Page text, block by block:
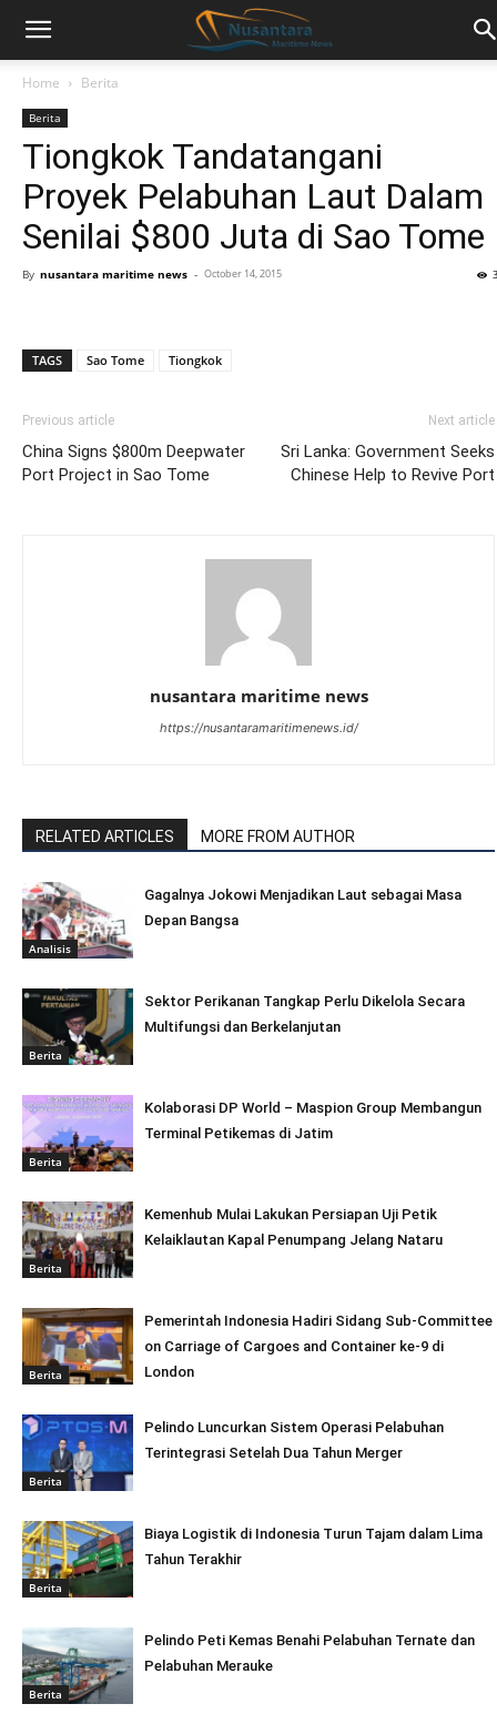
Home Berita
Berita
Tiongkok Tandatangani
Proyek Pelabuhan Laut Dalam
Senilai $800 Juta di Sao Tome
By nusantara maritime news - October 14, 2015
TAGS Sao Tome Tiongkok
Previous article
China Signs $800m Deepwater
Port Project in Sao Tome
Next article
Sri Lanka: Government Seeks
Chinese Help to Revive Port
nusantara maritime news
https://nusantaramaritimenews.id/
RELATED ARTICLES MORE FROM AUTHOR
Analisis
Gagalnya Jokowi Menjadikan Laut sebagai Masa
Depan Bangsa
Berita
Sektor Perikanan Tangkap Perlu Dikelola Secara
Multifungsi dan Berkelanjutan
Berita
Kolaborasi DP World – Maspion Group Membangun
Terminal Petikemas di Jatim
Berita
Kemenhub Mulai Lakukan Persiapan Uji Petik
Kelaiklautan Kapal Penumpang Jelang Nataru
Berita
Pemerintah Indonesia Hadiri Sidang Sub-Committee
on Carriage of Cargoes and Container ke-9 di
London
Berita
Pelindo Luncurkan Sistem Operasi Pelabuhan
Terintegrasi Setelah Dua Tahun Merger
Berita
Biaya Logistik di Indonesia Turun Tajam dalam Lima
Tahun Terakhir
Berita
Pelindo Peti Kemas Benahi Pelabuhan Ternate dan
Pelabuhan Merauke